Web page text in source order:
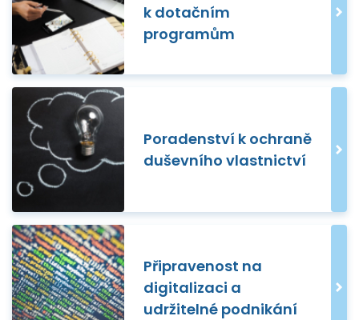
k dotačním
programům
Poradenství k ochraně
duševního vlastnictví
Připravenost na
digitalizaci a
udržitelné podnikání